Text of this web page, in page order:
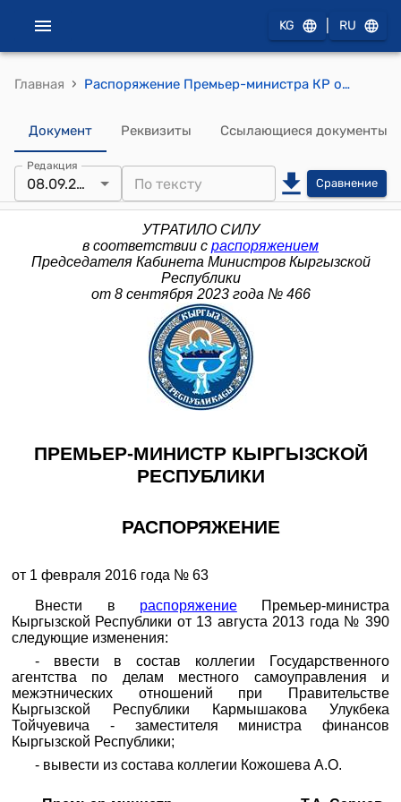
KG RU
Главная › Распоряжение Премьер-министра КР от 1 февраля 2016 года № 63 (О внесении изменений в распоряжение Премьер-министра Кыргызской Республики от 13 августа 2013 года № 390)
Документ Реквизиты Ссылающиеся документы
Редакция
08.09.2023 Сравнение